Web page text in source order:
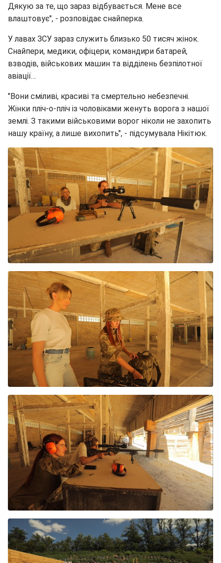
Дякую за те, що зараз відбувається. Мене все
влаштовує", - розповідає снайперка.
У лавах ЗСУ зараз служить близько 50 тисяч жінок.
Снайпери, медики, офіцери, командири батарей,
взводів, військових машин та відділень безпілотної
авіації…
"Вони сміливі, красиві та смертельно небезпечні.
Жінки пліч-о-пліч із чоловіками женуть ворога з нашої
землі. З такими військовими ворог ніколи не захопить
нашу країну, а лише вихопить", - підсумувала Нікітюк.